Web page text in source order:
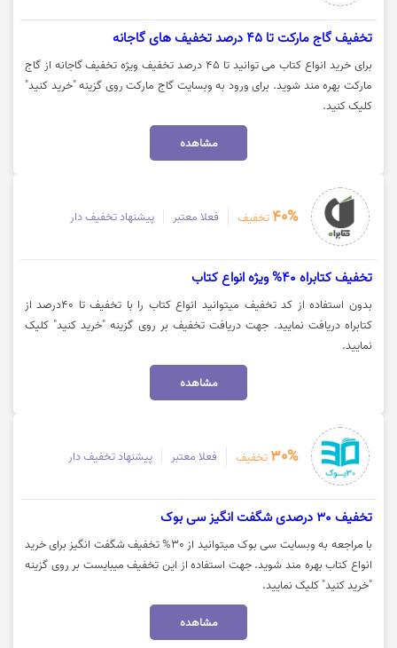
تخفیف گاج مارکت تا 45 درصد تخفیف های گاجانه
برای خرید انواع کتاب می توانید تا 45 درصد تخفیف ویژه تخفیف گاجانه از گاج
مارکت بهره مند شوید. برای ورود به وبسایت گاج مارکت روی گزینه "خرید کنید"
کلیک کنید.
مشاهده
40% تخفیف فعلا معتبر پیشنهاد تخفیف دار
تخفیف کتابراه 40% ویژه انواع کتاب
بدون استفاده از کد تخفیف میتوانید انواع کتاب را با تخفیف تا 40درصد از
کتابراه دریافت نمایید. جهت دریافت تخفیف بر روی گزینه "خرید کنید" کلیک
نمایید.
مشاهده
30% تخفیف فعلا معتبر پیشنهاد تخفیف دار
تخفیف 30 درصدی شگفت انگیز سی بوک
با مراجعه به وبسایت سی بوک میتوانید از 30% تخفیف شگفت انگیز برای خرید
انواع کتاب بهره مند شوید. جهت استفاده از این تخفیف میبایست بر روی گزینه
"خرید کنید" کلیک نمایید.
مشاهده